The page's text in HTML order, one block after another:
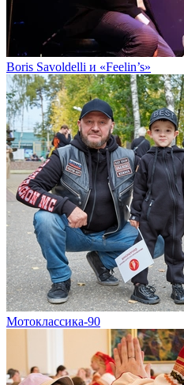
Boris Savoldelli и «Feelin’s»
Мотоклассика-90